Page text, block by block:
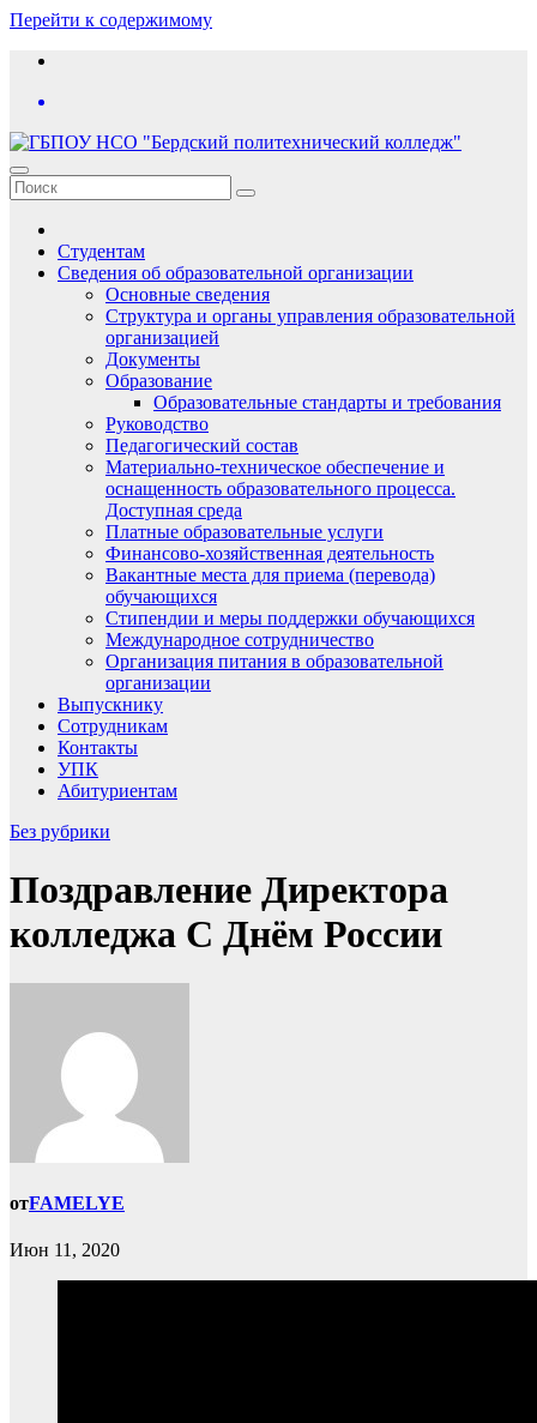
Перейти к содержимому
Студентам
Сведения об образовательной организации
Основные сведения
Структура и органы управления образовательной
организацией
Документы
Образование
Образовательные стандарты и требования
Руководство
Педагогический состав
Материально-техническое обеспечение и
оснащенность образовательного процесса.
Доступная среда
Платные образовательные услуги
Финансово-хозяйственная деятельность
Вакантные места для приема (перевода)
обучающихся
Стипендии и меры поддержки обучающихся
Международное сотрудничество
Организация питания в образовательной
организации
Выпускнику
Сотрудникам
Контакты
УПК
Абитуриентам
Без рубрики
Поздравление Директора
колледжа С Днём России
отFAMELYE
Июн 11, 2020